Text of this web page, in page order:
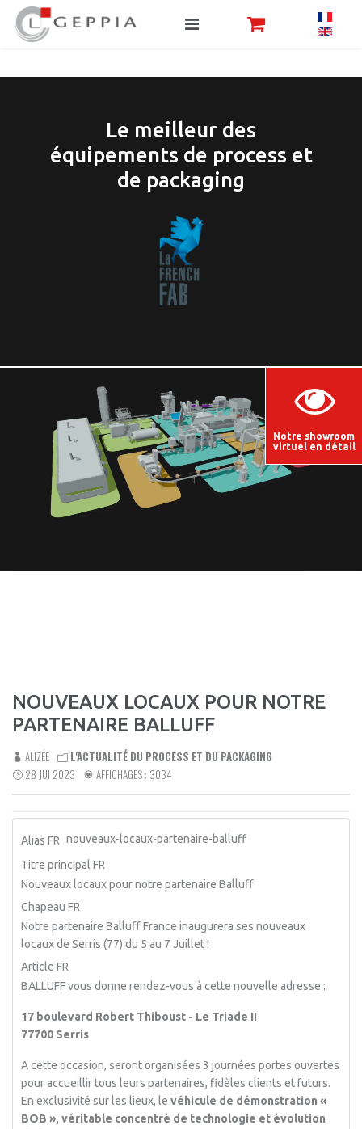
Le meilleur des
équipements de process et
de packaging
Notre showroom
virtuel en détail
NOUVEAUX LOCAUX POUR NOTRE
PARTENAIRE BALLUFF
ALIZÉE
L'ACTUALITÉ DU PROCESS ET DU PACKAGING
28 JUI 2023
AFFICHAGES : 3034
Alias FR nouveaux-locaux-partenaire-balluff
Titre principal FR
Nouveaux locaux pour notre partenaire Balluff
Chapeau FR
Notre partenaire Balluff France inaugurera ses nouveaux
locaux de Serris (77) du 5 au 7 Juillet !
Article FR
BALLUFF vous donne rendez-vous à cette nouvelle adresse :
17 boulevard Robert Thiboust - Le Triade II
77700 Serris
A cette occasion, seront organisées 3 journées portes ouvertes
pour accueillir tous leurs partenaires, fidèles clients et futurs.
En exclusivité sur les lieux, le véhicule de démonstration «
BOB », véritable concentré de technologie et évolution